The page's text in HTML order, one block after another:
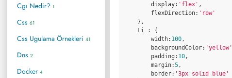
Cgı Nedir? 1
Css 61
Css Ugulama Örnekleri 41
Dns 2
Docker 4
display: 'flex' ,
flexDirection: 'row'
    },
Li
: {
width: 100 ,
backgroundColor: 'yellow'
padding : 10 ,
margin:5 ,
border: '3px solid blue'